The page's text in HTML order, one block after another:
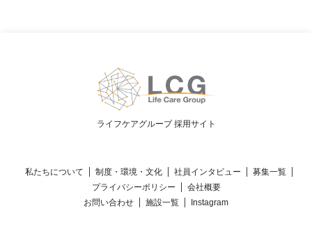
ライフケアグループ 採用サイト
私たちについて 制度・環境・文化 社員インタビュー
募集一覧
プライバシーポリシー
会社概要
お問い合わせ
施設一覧 Instagram